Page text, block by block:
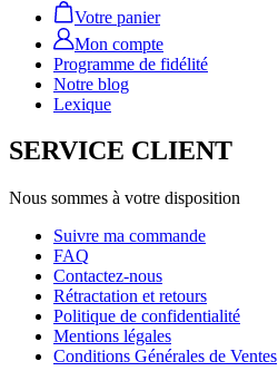
Votre panier
Mon compte
Programme de fidélité
Notre blog
Lexique
SERVICE CLIENT
Nous sommes à votre disposition
Suivre ma commande
FAQ
Contactez-nous
Rétractation et retours
Politique de confidentialité
Mentions légales
Conditions Générales de Ventes